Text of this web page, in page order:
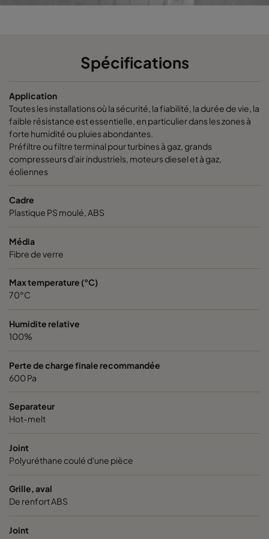
Spécifications
Application
Toutes les installations où la sécurité, la fiabilité, la durée de vie, la
faible résistance est essentielle, en particulier dans les zones à
forte humidité ou pluies abondantes.
Préfiltre ou filtre terminal pour turbines à gaz, grands
compresseurs d'air industriels, moteurs diesel et à gaz,
éoliennes
Cadre
Plastique PS moulé, ABS
Média
Fibre de verre
Max temperature (°C)
70°C
Humidite relative
100%
Perte de charge finale recommandée
600 Pa
Separateur
Hot-melt
Joint
Polyuréthane coulé d'une pièce
Grille, aval
De renfort ABS
Joint